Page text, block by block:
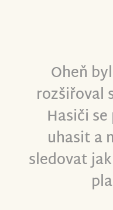
Oheň
rozšiřoval
Hasiči
uhasit a
sledovat